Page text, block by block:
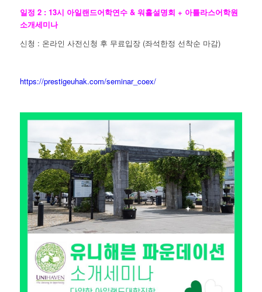
일정 2 : 13시 아일랜드어학연수 & 워홀설명회 + 아틀라스어학원
소개세미나
신청 : 온라인 사전신청 후 무료입장 (좌석한정 선착순 마감)
https://prestigeuhak.com/seminar_coex/